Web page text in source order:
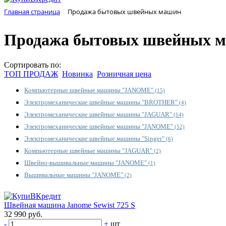
Главная страница Продажа бытовых швейных машин
Продажа бытовых швейных
Сортировать по:
ТОП ПРОДАЖ Новинка Розничная цена
Компьютерные швейные машины "JANOME" (15)
Электромеханические швейные машины "BROTHER" (4)
Электромеханические швейные машины "JAGUAR" (14)
Электромеханические швейные машины "JANOME" (52)
Электромеханические швейные машины "Singer" (6)
Компьютерные швейные машины "JAGUAR" (2)
Швейно-вышивальные машины "JANOME" (1)
Вышивальные машины "JANOME" (2)
Швейная машина Janome Sewist 725 S
32 990 руб.
-
+ шт